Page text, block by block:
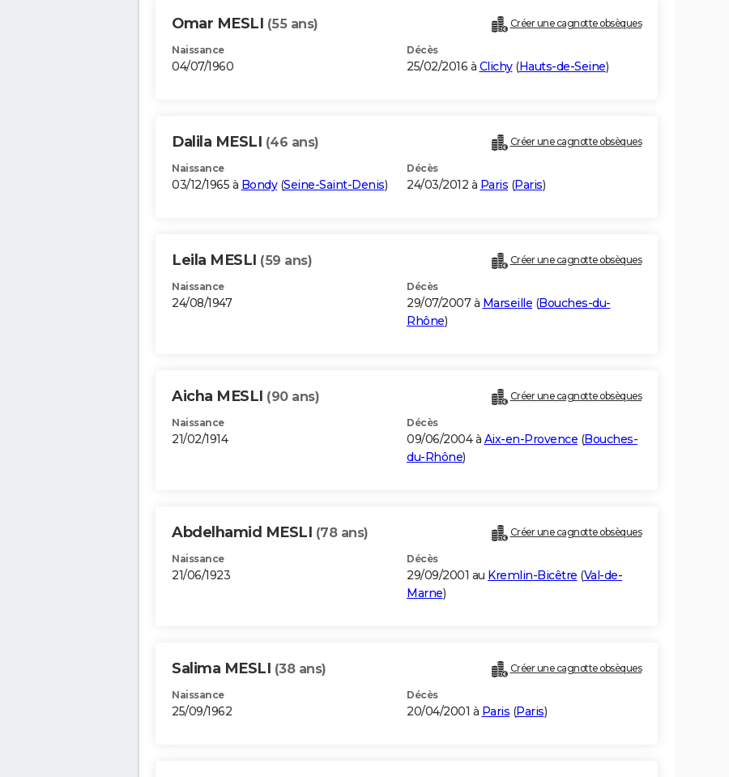
Omar MESLI (55 ans) Créer une cagnotte obsèques
Naissance
04/07/1960
Décès
25/02/2016 à Clichy(Hauts-de-Seine)
Dalila MESLI (46 ans) Créer une cagnotte obsèques
Naissance
03/12/1965 à Bondy(Seine-Saint-Denis)
Décès
24/03/2012 à Paris (Paris)
Leila MESLI (59 ans) Créer une cagnotte obsèques
Naissance
24/08/1947
Décès
29/07/2007 à Marseille (Bouches-du-
Rhône)
Aicha MESLI (90 ans) Créer une cagnotte obsèques
Naissance
21/02/1914
Décès
09/06/2004 à Aix-en-Provence (Bouches-
du-Rhône)
Abdelhamid MESLI (78 ans) Créer une cagnotte obsèques
Naissance
21/06/1923
Décès
29/09/2001 au Kremlin-Bicêtre (Val-de-
Marne)
Salima MESLI (38 ans) Créer une cagnotte obsèques
Naissance
25/09/1962
Décès
20/04/2001 à Paris (Paris)